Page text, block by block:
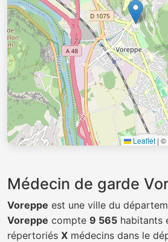
Leaflet | ©
Médecin de garde
Voreppe est une ville du
Voreppe compte 9 565 habitants
répertoriés X médecins dans le